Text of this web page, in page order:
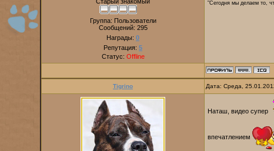
Группа: Пользователи
Сообщений: 295
Награды: 0
Репутация: 5
Статус: Offline
"Сегодня мы делаем то,
Tigrino Дата: Среда,
Наташ, видео супер
впечатлением